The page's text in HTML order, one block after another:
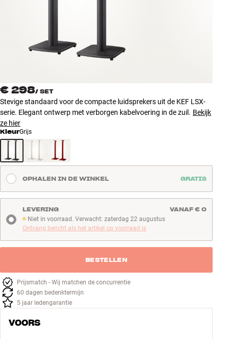
NIEUW
AANBIEDINGEN
Winkels
Inloggen
Bouw met geluid
€ 298/ SET
Stevige standaard voor de compacte luidsprekers uit de KEF LSX-
serie. Elegant ontwerp met verborgen kabelvoering in de zuil. Bekijk
ze hier
KleurGrijs
OPHALEN IN DE WINKEL GRATIS
Niet in voorraad. Verwacht: zaterdag 22 augustus
Niet in voorraad. Verwacht: zaterdag 22 augustus
Ontvang bericht als het artikel op voorraad is
LEVERING VANAF € 0
BESTELLEN
Prijsmatch - Wij matchen de concurrentie
60 dagen bedenktermijn
5 jaar ledengarantie
VOORS